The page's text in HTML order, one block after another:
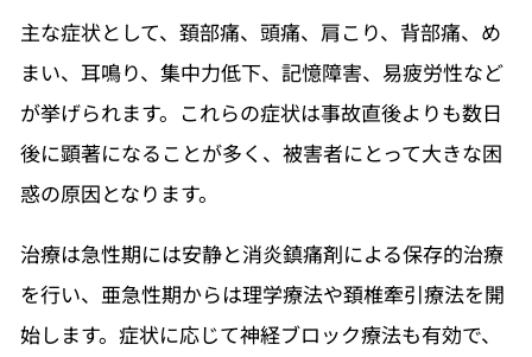
主な症状として、頚部痛、頭痛、肩こり、背部痛、め
まい、耳鳴り、集中力低下、記憶障害、易疲労性など
が挙げられます。これらの症状は事故直後よりも数日
後に顕著になることが多く、被害者にとって大きな困
惑の原因となります。
治療は急性期には安静と消炎鎮痛剤による保存的治療
を行い、亜急性期からは理学療法や頚椎牽引療法を開
始します。症状に応じて神経ブロック療法も有効で、